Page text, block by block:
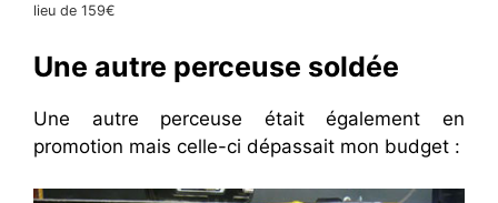
lieu de 159€
Une autre perceuse soldée
Une autre perceuse était également en
promotion mais celle-ci dépassait mon budget :